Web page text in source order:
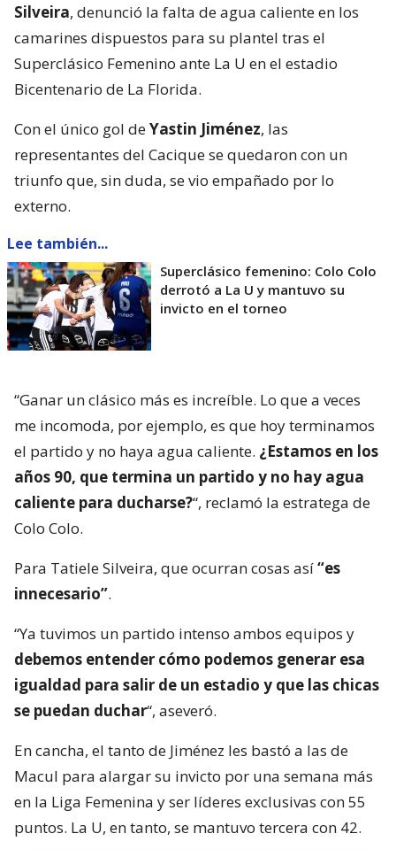
Silveira, denunció la falta de agua caliente en los
camarines dispuestos para su plantel tras el
Superclásico Femenino ante La U en el estadio
Bicentenario de La Florida.
Con el único gol deYastin Jiménez, las
representantes del Cacique se quedaron con un
triunfo que, sin duda, se vio empañado por lo
externo.
Lee también...
Superclásico femenino: Colo Colo
derrotó a La U y mantuvo su
invicto en el torneo
“Ganar un clásico más es increíble. Lo que a veces
me incomoda, por ejemplo, es que hoy terminamos
el partido y no haya agua caliente. ¿Estamos en los
años 90, que termina un partido y no hay agua
caliente para ducharse?“, reclamó la estratega de
Colo Colo.
Para Tatiele Silveira, que ocurran cosas así“es
innecesario”.
“Ya tuvimos un partido intenso ambos equipos y
debemos entender cómo podemos generar esa
igualdad para salir de un estadio y que las chicas
se puedan duchar“, aseveró.
En cancha, el tanto de Jiménez les bastó a las de
Macul para alargar su invicto por una semana más
en la Liga Femenina y ser líderes exclusivas con 55
puntos. La U, en tanto, se mantuvo tercera con 42.